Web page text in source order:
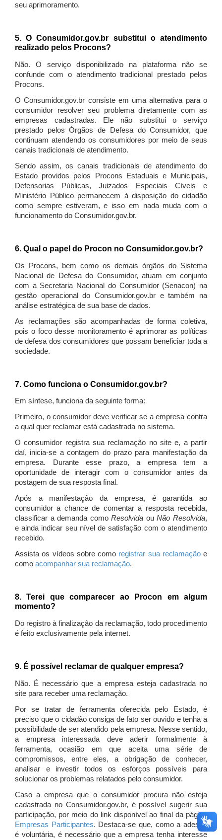
seu aprimoramento.
5. O Consumidor.gov.br substitui o atendimento
realizado pelos Procons?
Não. O serviço disponibilizado na plataforma não se
confunde com o atendimento tradicional prestado pelos
Procons.
O Consumidor.gov.br consiste em uma alternativa para o
consumidor resolver seu problema diretamente com as
empresas cadastradas. Ele não substitui o serviço
prestado pelos Órgãos de Defesa do Consumidor, que
continuam atendendo os consumidores por meio de seus
canais tradicionais de atendimento.
Sendo assim, os canais tradicionais de atendimento do
Estado providos pelos Procons Estaduais e Municipais,
Defensorias Públicas, Juizados Especiais Cíveis e
Ministério Público permanecem à disposição do cidadão
como sempre estiveram, e isso em nada muda com o
funcionamento do Consumidor.gov.br.
6. Qual o papel do Procon no Consumidor.gov.br?
Os Procons, bem como os demais órgãos do Sistema
Nacional de Defesa do Consumidor, atuam em conjunto
com a Secretaria Nacional do Consumidor (Senacon) na
gestão operacional do Consumidor.gov.br e também na
análise estratégica de sua base de dados.
As reclamações são acompanhadas de forma coletiva,
pois o foco desse monitoramento é aprimorar as políticas
de defesa dos consumidores que possam beneficiar toda a
sociedade.
7. Como funciona o Consumidor.gov.br?
Em síntese, funciona da seguinte forma:
Primeiro, o consumidor deve verificar se a empresa contra
a qual quer reclamar está cadastrada no sistema.
O consumidor registra sua reclamação no site e, a partir
daí, inicia-se a contagem do prazo para manifestação da
empresa. Durante esse prazo, a empresa tem a
oportunidade de interagir com o consumidor antes da
postagem de sua resposta final.
Após a manifestação da empresa, é garantida ao
consumidor a chance de comentar a resposta recebida,
classificar a demanda comoResolvida ouNão Resolvida,
e ainda indicar seu nível de satisfação com o atendimento
recebido.
Assista os vídeos sobre como registrar sua reclamaçãoe
como acompanhar sua reclamação.
8. Terei que comparecer ao Procon em algum
momento?
Do registro à finalização da reclamação, todo procedimento
é feito exclusivamente pela internet.
9. É possível reclamar de qualquer empresa?
Não. É necessário que a empresa esteja cadastrada no
site para receber uma reclamação.
Por se tratar de ferramenta oferecida pelo Estado, é
preciso que o cidadão consiga de fato ser ouvido e tenha a
possibilidade de ser atendido pela empresa. Nesse sentido,
a empresa interessada deve aderir formalmente à
ferramenta, ocasião em que aceita uma série de
compromissos, entre eles, a obrigação de conhecer,
analisar e investir todos os esforços possíveis para
solucionar os problemas relatados pelo consumidor.
Caso a empresa que o consumidor procura não esteja
cadastrada no Consumidor.gov.br, é possível sugerir sua
participação, por meio do link disponível ao final da página
Empresas Participantes. Destaca-se que, como a adesão
é voluntária, é necessário que a empresa tenha interesse